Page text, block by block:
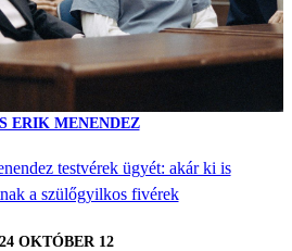
ERIK MENENDEZ
testvérek ügyét: akár ki is
a szülőgyilkos fivérek
OKTÓBER 12